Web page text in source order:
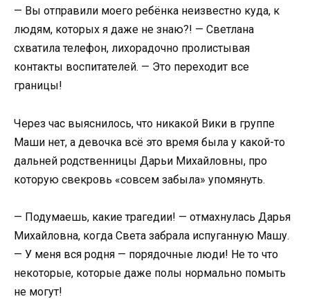
— Вы отправили моего ребёнка неизвестно куда, к
людям, которых я даже не знаю?! — Светлана
схватила телефон, лихорадочно пролистывая
контакты воспитателей. — Это переходит все
границы!
Через час выяснилось, что никакой Вики в группе
Маши нет, а девочка всё это время была у какой-то
дальней родственницы Дарьи Михайловны, про
которую свекровь «совсем забыла» упомянуть.
— Подумаешь, какие трагедии! — отмахнулась Дарья
Михайловна, когда Света забрала испуганную Машу.
— У меня вся родня — порядочные люди! Не то что
некоторые, которые даже полы нормально помыть
не могут!